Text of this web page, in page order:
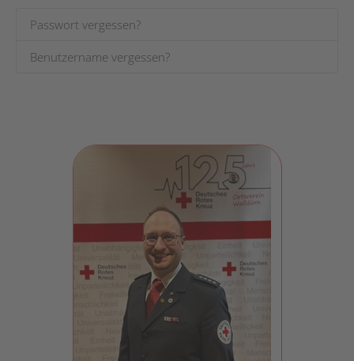
Passwort vergessen?
Benutzername vergessen?